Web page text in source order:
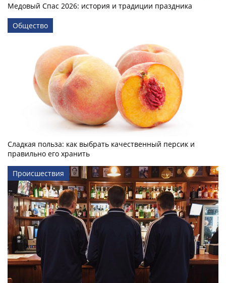
Медовый Спас 2026: история и традиции праздника
Общество
Сладкая польза: как выбрать качественный персик и
правильно его хранить
Происшествия